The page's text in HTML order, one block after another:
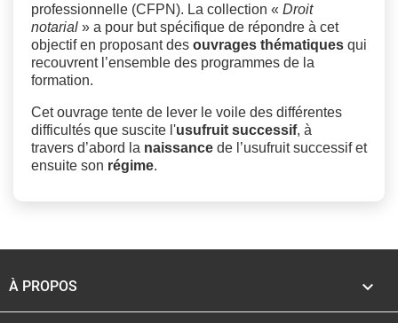
professionnelle (CFPN). La collection « Droit
notarial » a pour but spécifique de répondre à cet
objectif en proposant des ouvrages thématiques qui
recouvrent l’ensemble des programmes de la
formation.
Cet ouvrage tente de lever le voile des différentes
difficultés que suscite l'usufruit successif, à
travers d’abord la naissance de l’usufruit successif et
ensuite son régime.
À PROPOS 